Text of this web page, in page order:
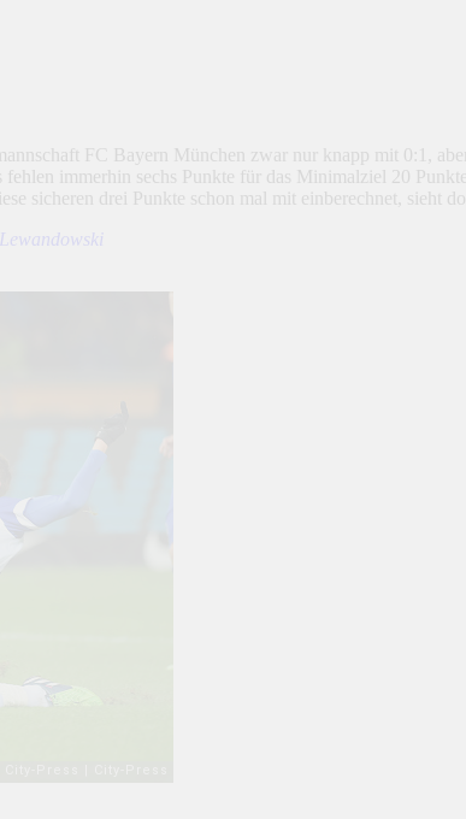
FC Bayern München zwar nur knapp mit 0:1,
immerhin sechs Punkte für das Minimalziel 20
sicheren drei Punkte schon mal mit einberechnet, sieht